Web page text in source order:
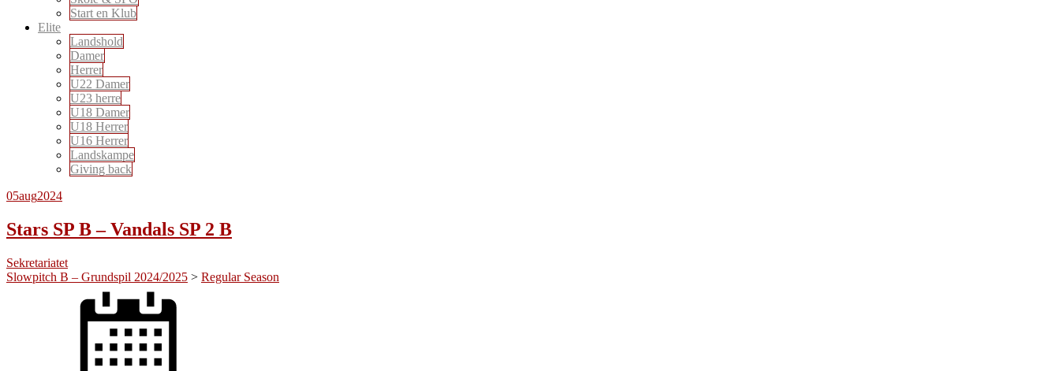
Start en Klub
Elite
Landshold
Damer
Herrer
U22 Damer
U23 herre
U18 Damer
U18 Herrer
U16 Herrer
Landskampe
Giving back
05aug2024
Stars SP B – Vandals SP 2 B
Sekretariatet
Slowpitch B – Grundspil 2024/2025 > Regular Season